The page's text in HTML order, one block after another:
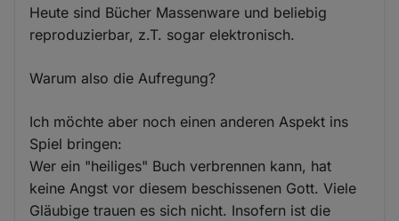
Heute sind Bücher Massenware und beliebig
reproduzierbar, z.T. sogar elektronisch.
Warum also die Aufregung?
Ich möchte aber noch einen anderen Aspekt ins
Spiel bringen:
Wer ein "heiliges" Buch verbrennen kann, hat
keine Angst vor diesem beschissenen Gott. Viele
Gläubige trauen es sich nicht. Insofern ist die